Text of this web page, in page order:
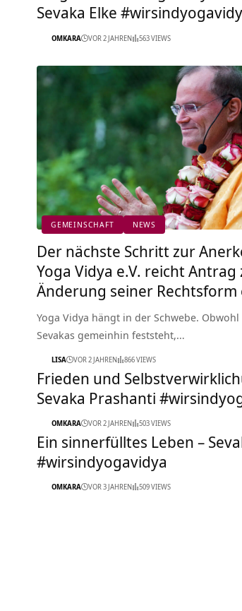
Sevaka Elke
OMKARA VOR 2 JAHREN 563 VIEWS
GEMEINSCHAFT NEWS
Der nächste Schritt zur
Yoga Vidya e.V. reicht Antrag
Änderung seiner Rechtsform
Yoga Vidya hängt in der Schwebe.
Sevakas gemeinhin feststeht,…
LISA VOR 2 JAHREN 866 VIEWS
Frieden und
Sevaka Prashanti
OMKARA VOR 2 JAHREN 503 VIEWS
Ein sinnerfülltes Leben –
#wirsindyogavidya
OMKARA VOR 3 JAHREN 509 VIEWS